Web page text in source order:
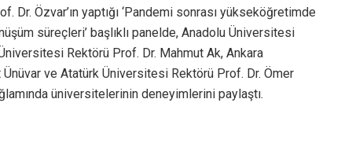
Dr. Özvar’ın yaptığı ‘Pandemi sonrası yükseköğretimde
süreçleri’ başlıklı panelde, Anadolu Üniversitesi
Rektörü Prof. Dr. Mahmut Ak, Ankara
ve Atatürk Üniversitesi Rektörü Prof. Dr. Ömer
üniversitelerinin deneyimlerini paylaştı.